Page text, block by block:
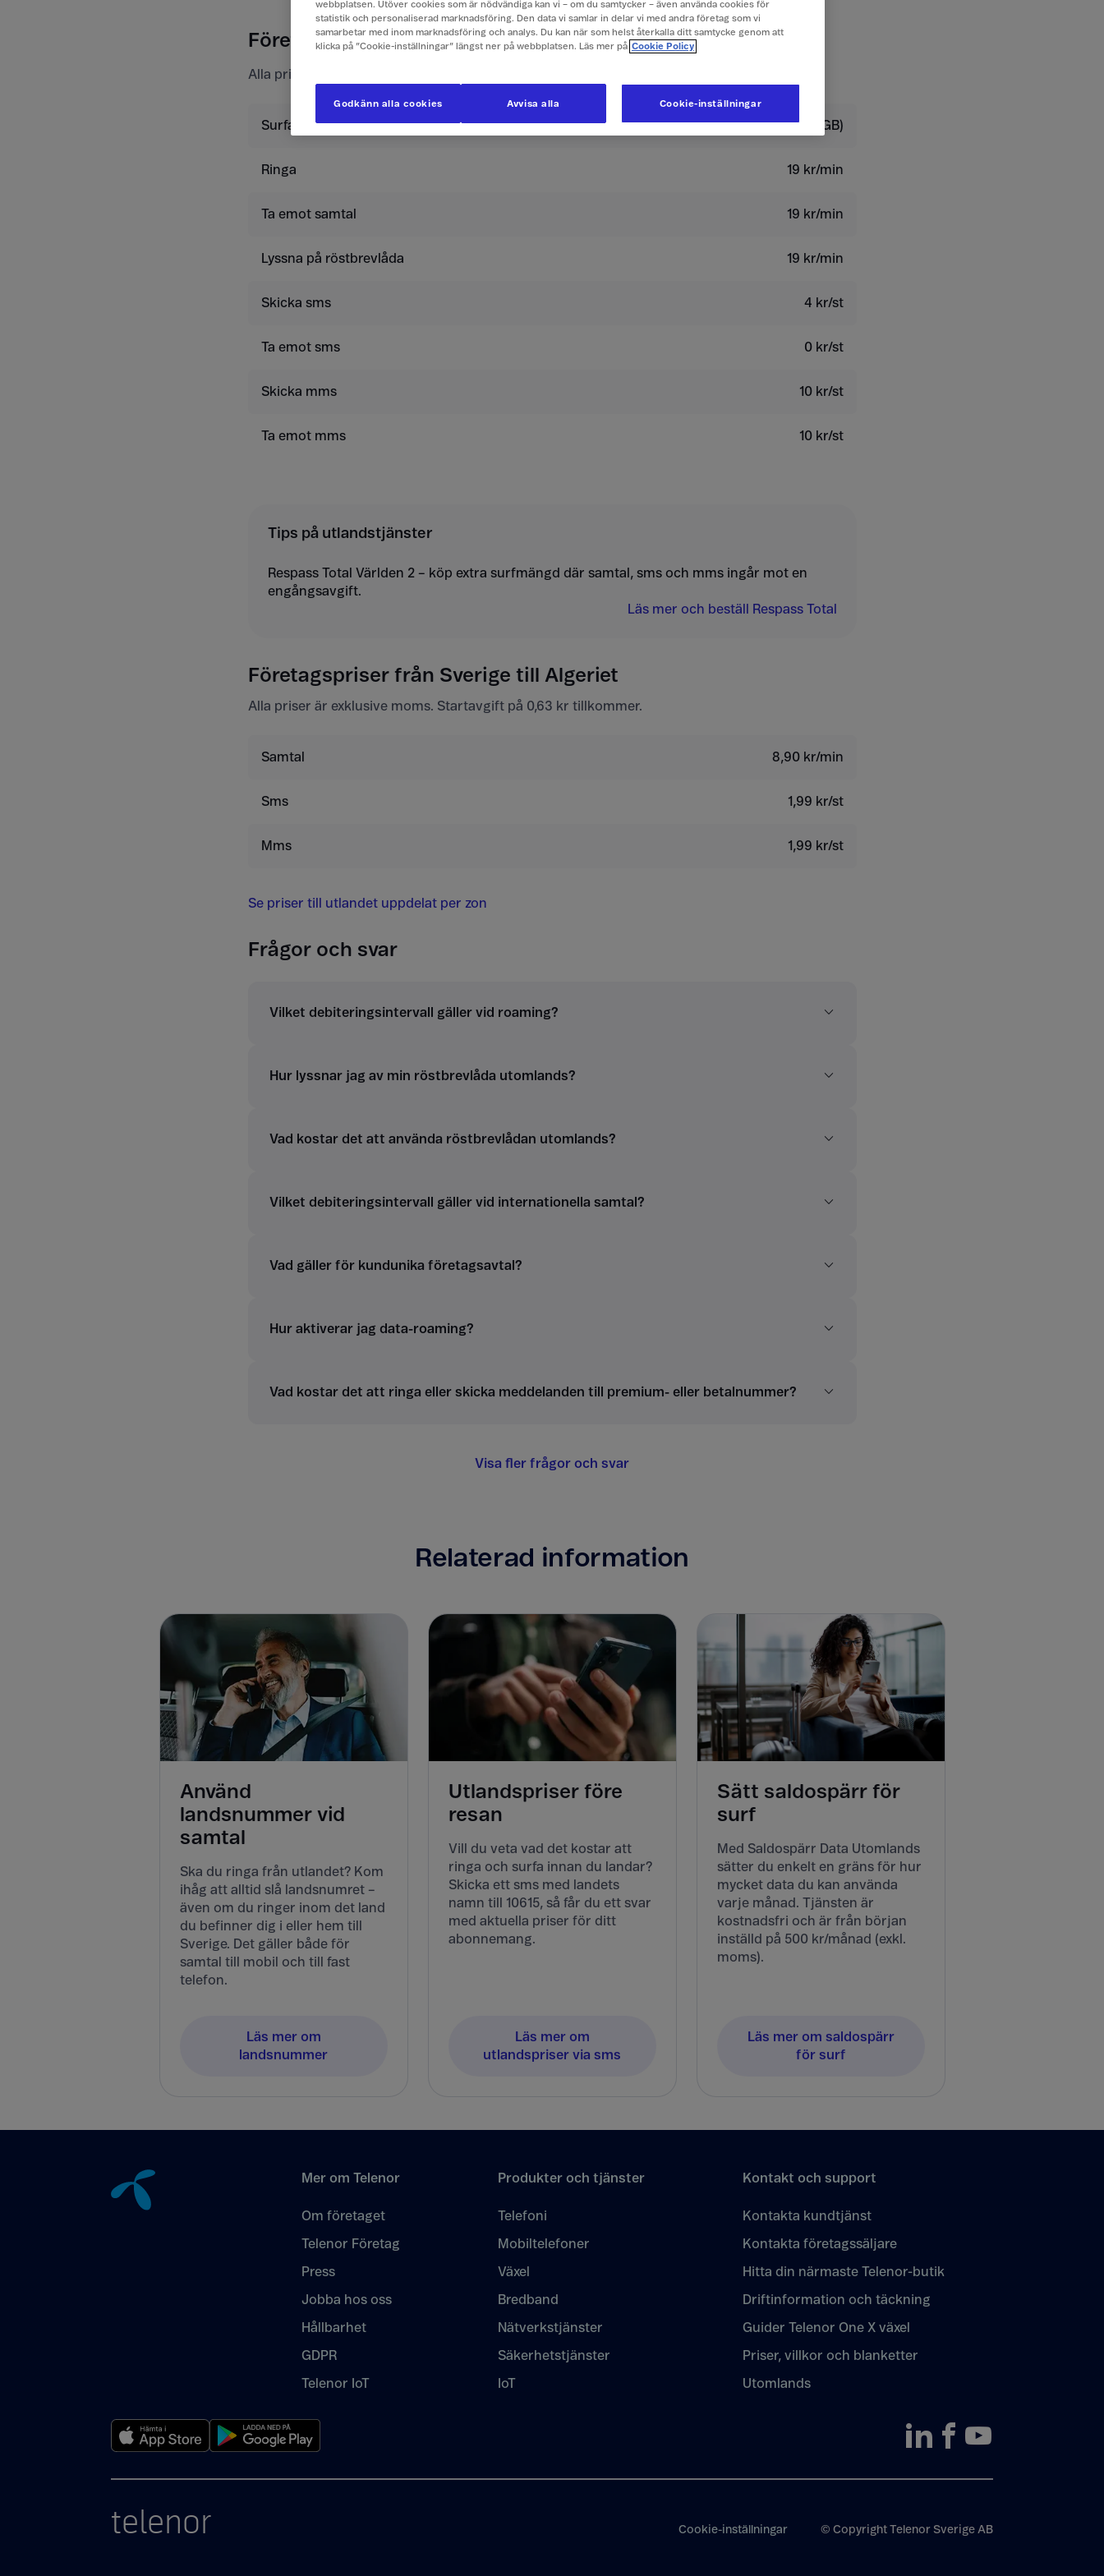
Företagspriser i Algeriet
Alla priser är exklusive moms.
Surfa Surfpass 269 kr/dygn (0,3 GB)
Ringa 19 kr/min
Ta emot samtal 19 kr/min
Lyssna på röstbrevlåda 19 kr/min
Skicka sms 4 kr/st
Ta emot sms 0 kr/st
Skicka mms 10 kr/st
Ta emot mms 10 kr/st
Tips på utlandstjänster
Respass Total Världen 2 – köp extra surfmängd där samtal, sms och mms ingår mot en
engångsavgift.
Läs mer och beställ Respass Total
Företagspriser från Sverige till Algeriet
Alla priser är exklusive moms. Startavgift på 0,63 kr tillkommer.
Samtal 8,90 kr/min
Sms 1,99 kr/st
Mms 1,99 kr/st
Se priser till utlandet uppdelat per zon
Frågor och svar
Vilket debiteringsintervall gäller vid roaming?
Hur lyssnar jag av min röstbrevlåda utomlands?
Vad kostar det att använda röstbrevlådan utomlands?
Vilket debiteringsintervall gäller vid internationella samtal?
Vad gäller för kundunika företagsavtal?
Hur aktiverar jag data-roaming?
Vad kostar det att ringa eller skicka meddelanden till premium- eller betalnummer?
Visa fler frågor och svar
Relaterad information
Använd
landsnummer vid
samtal
Ska du ringa från utlandet? Kom
ihåg att alltid slå landsnumret –
även om du ringer inom det land
du befinner dig i eller hem till
Sverige. Det gäller både för
samtal till mobil och till fast
telefon.
Läs mer om
landsnummer
Utlandspriser före
resan
Vill du veta vad det kostar att
ringa och surfa innan du landar?
Skicka ett sms med landets
namn till 10615, så får du ett svar
med aktuella priser för ditt
abonnemang.
Läs mer om
utlandspriser via sms
Sätt saldospärr för
surf
Med Saldospärr Data Utomlands
sätter du enkelt en gräns för hur
mycket data du kan använda
varje månad. Tjänsten är
kostnadsfri och är från början
inställd på 500 kr/månad (exkl.
moms).
Läs mer om saldospärr
för surf
Mer om Telenor
Om företaget
Telenor Företag
Press
Jobba hos oss
Hållbarhet
GDPR
Telenor IoT
Produkter och tjänster
Telefoni
Mobiltelefoner
Växel
Bredband
Nätverkstjänster
Säkerhetstjänster
IoT
Kontakt och support
Kontakta kundtjänst
Kontakta företagssäljare
Hitta din närmaste Telenor-butik
Driftinformation och täckning
Guider Telenor One X växel
Priser, villkor och blanketter
Utomlands
telenor Cookie-inställningar © Copyright Telenor Sverige AB
webbplatsen. Utöver cookies som är nödvändiga kan vi – om du samtycker – även använda cookies för
statistik och personaliserad marknadsföring. Den data vi samlar in delar vi med andra företag som vi
samarbetar med inom marknadsföring och analys. Du kan när som helst återkalla ditt samtycke genom att
klicka på ”Cookie-inställningar” längst ner på webbplatsen. Läs mer på Cookie Policy
Cookie-inställningar
Avvisa alla
Godkänn alla cookies